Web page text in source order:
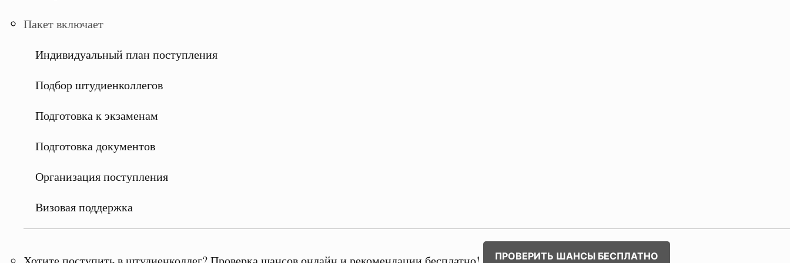
Пакет включает
Индивидуальный план поступления
Подбор штудиенколлегов
Подготовка к экзаменам
Подготовка документов
Организация поступления
Визовая поддержка
ПРОВЕРИТЬ ШАНСЫ БЕСПЛАТНО